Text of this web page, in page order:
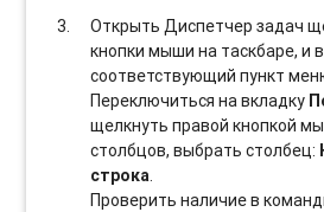
Открыть Диспетчер задач
кнопки мыши на таскбаре, и
соотвeтствующий пункт
Переключиться на вкладку
щелкнуть правой кнопкой
столбцов, выбрать столбец:
строка.
Проверить наличие в